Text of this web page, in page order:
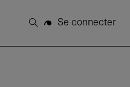
Rechercher
Se connecter